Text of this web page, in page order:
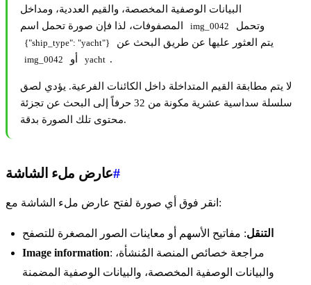
البيانات الوصفية المخصصة، والقيم العددية، ومداخل
img_0042 وتحمل
{"ship_type": "yacht"} يتم العثور عليها عن طريق البحث عن
img_0042 yacht .
لا يتم مطابقة القيم المتداخلة داخل الكائنات الفرعية. يؤدي لصق
سلسلة سداسية عشرية مكونة من 32 حرفاً إلى البحث عن تجزئة
محتوى تلك الصورة بدقة.
عارض ملء الشاشة#
انقر فوق أي صورة لفتح عارض ملء الشاشة مع:
التنقل: مفاتيح الأسهم أو معاينات الصور المصغرة للتصفح
Image information: مراجعة خصائص المنصة المُنشأة،
والبيانات الوصفية المخصصة، والبيانات الوصفية المضمنة